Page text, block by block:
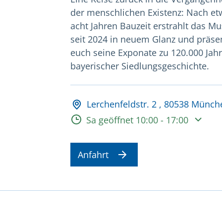
der menschlichen Existenz: Nach
acht Jahren Bauzeit erstrahlt das
seit 2024 in neuem Glanz und
euch seine Exponate zu 120.000
bayerischer Siedlungsgeschichte.
Adresse und
Lerchenfeldstr. 2 , 80538
Öffnungszeiten
Sa geöffnet 10:00 - 17:00
Anfahrt